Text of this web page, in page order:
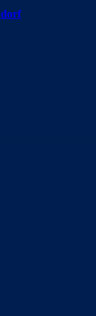
Testspiel: